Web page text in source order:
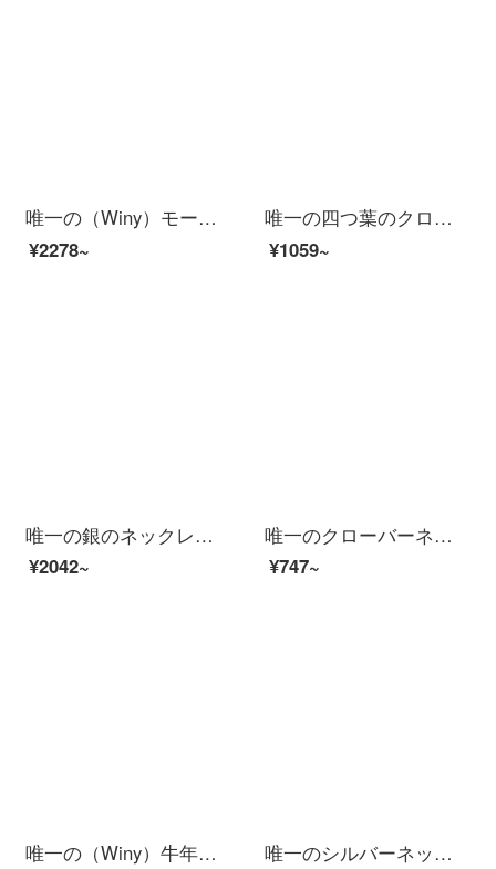
唯一の（Winy）モー桑四つ葉のクローバーのネックレス女性ファッションアクセサリーはカップルの鎖骨チェーン999足の銀のアクセサリーにぶら下がって彼女に証明書をプレゼントします。
¥2278~
唯一の四つ葉のクローバーシルバーネックレス女性ファッションアクセサリー鎖骨チェーンカップルのペンダント999足の銀の首のチェーンは彼女に証明書の紫色をプレゼントします。
¥1059~
唯一の銀のネックレス女性の四つ葉のクローバーのセット999足の銀のネックレス+ピアスのセットは証明書を配合します。
¥2042~
唯一のクローバーネックレス女性ファッションアクセサリー鎖骨チェーン999足銀アクセサリーチェーン
¥747~
唯一の（Winy）牛年本命年の銀のネックレスの女性のファッション的なアクセサリはぶら下がってカップルの鎖骨の鎖の925銀の暖かくて変色するアクセサリーは彼女に贈り物を送ります。
唯一のシルバーネックレス女性ファッションアクセサリーペンダントカップル鎖骨チェーン999足銀アクセサリー菱星鎖骨チェーン配合